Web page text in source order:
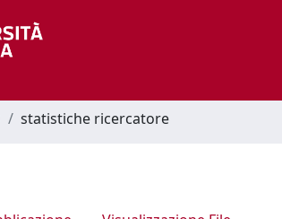
statistiche ricercatore